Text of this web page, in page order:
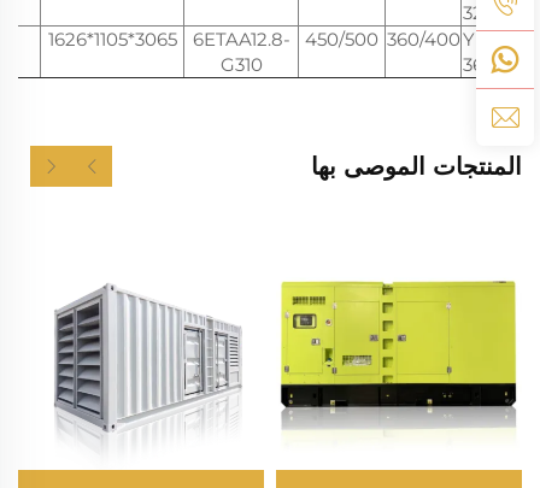
320SC
YLGF-
360SC
360/400
450/500
6ETAA12.8-
G310
3065*1105*1626
المنتجات الموصى بها